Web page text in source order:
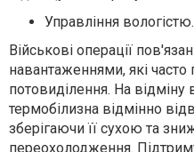
Управління вологістю.
Військові операції
навантаженнями, які часто
потовиділення. На відміну
термобілизна відмінно
зберігаючи її сухою та
переохолодження.